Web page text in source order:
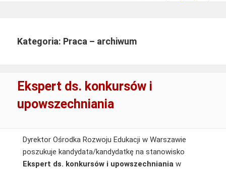
Kategoria: Praca – archiwum
Ekspert ds. konkursów i
upowszechniania
Dyrektor Ośrodka Rozwoju Edukacji w Warszawie
poszukuje kandydata/kandydatkę na stanowisko
Ekspert ds. konkursów i upowszechnianiaw